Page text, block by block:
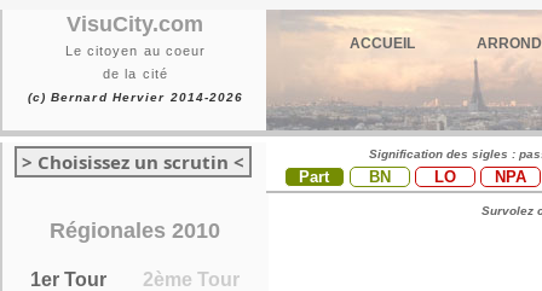
VisuCity.com
Le citoyen au coeur
de la cité
(c) Bernard Hervier 2014-2026
ACCUEIL
> Choisissez un scrutin <
Régionales 2010
1er Tour 2ème Tour
Signification des sigles :
Part BN LO NPA
Survolez